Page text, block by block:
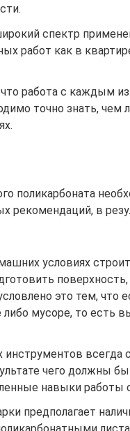
спектр
работ как в
работа с каждым
точно знать, чем
поликарбоната
рекомендаций, в
условиях
поверхность,
это тем, что
мусоре, то есть
инструментов всегда
чего должны
навыки работы
предполагает